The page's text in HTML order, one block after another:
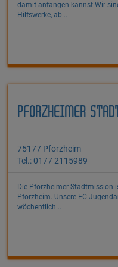
damit anfangen kannst.Wir
Hilfswerke, ab...
PFORZHEIMER
75177 Pforzheim
Tel.: 0177 2115989
Die Pforzheimer Stadtmission
Pforzheim. Unsere EC-
wöchentlich...